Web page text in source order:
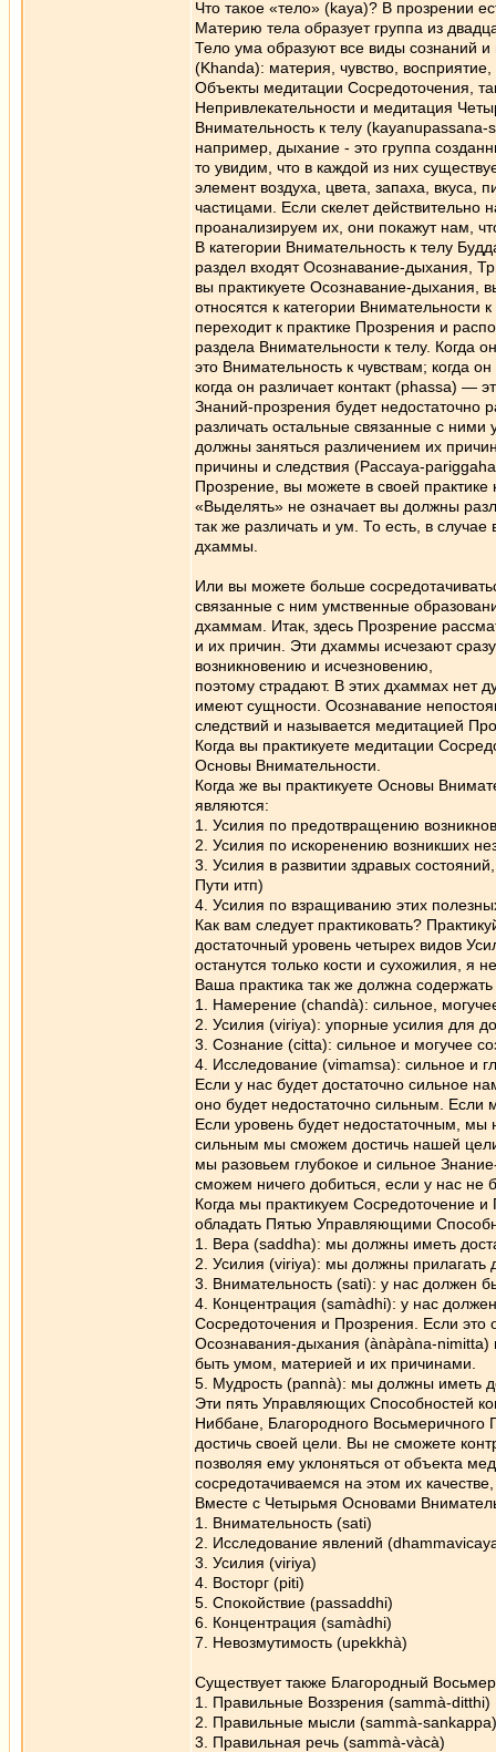
Что такое «тело» (kаya)? В прозрении
Материю тела образует группа из
Тело ума образуют все виды сознаний
(Khanda): материя, чувство,
Объекты медитации Сосредоточения,
Непривлекательности и медитация
Внимательность к телу
например, дыхание - это группа
то увидим, что в каждой из них
элемент воздуха, цвета, запаха, вкуса,
частицами. Если скелет
проанализируем их, они покажут нам,
В категории Внимательность к телу
раздел входят Осознавание-дыхания,
вы практикуете Осознавание-дыхания,
относятся к категории Внимательности
переходит к практике Прозрения и
раздела Внимательности к телу. Когда
это Внимательность к чувствам; когда
когда он различает контакт (phassa) —
Знаний-прозрения будет недостаточно
различать остальные связанные с
должны заняться различением их
причины и следствия (Paccaya-
Прозрение, вы можете в своей практике
«Выделять» не означает вы должны
так же различать и ум. То есть, в
дхаммы.
Или вы можете больше
связанные с ним умственные
дхаммам. Итак, здесь Прозрение
и их причин. Эти дхаммы исчезают
возникновению и исчезновению,
поэтому страдают. В этих дхаммах нет
имеют сущности. Осознавание
следствий и называется медитацией
Когда вы практикуете медитации
Основы Внимательности.
Когда же вы практикуете Основы
являются:
1. Усилия по предотвращению
2. Усилия по искоренению возникших
3. Усилия в развитии здравых
Пути итп)
4. Усилия по взращиванию этих
Как вам следует практиковать?
достаточный уровень четырех видов
останутся только кости и сухожилия, я
Ваша практика так же должна
1. Намерение (chandà): сильное,
2. Усилия (viriya): упорные усилия для
3. Сознание (citta): сильное и могучее
4. Исследование (vimamsa): сильное и
Если у нас будет достаточно сильное
оно будет недостаточно сильным.
Если уровень будет недостаточным,
сильным мы сможем достичь нашей
мы разовьем глубокое и сильное
сможем ничего добиться, если у нас не
Когда мы практикуем Сосредоточение
обладать Пятью Управляющими
1. Вера (saddhа): мы должны иметь
2. Усилия (viriya): мы должны прилагать
3. Внимательность (sati): у нас должен
4. Концентрация (samàdhi): у нас
Сосредоточения и Прозрения. Если
Осознавания-дыхания (ànàpàna-
быть умом, материей и их причинами.
5. Мудрость (pannà): мы должны иметь
Эти пять Управляющих Способностей
Ниббане, Благородного
достичь своей цели. Вы не сможете
позволяя ему уклоняться от объекта
сосредотачиваемся на этом их
Вместе с Четырьмя Основами
1. Внимательность (sati)
2. Исследование явлений
3. Усилия (viriya)
4. Восторг (piti)
5. Спокойствие (passaddhi)
6. Концентрация (samàdhi)
7. Невозмутимость (upekkhà)
Существует также Благородный
1. Правильные Воззрения (sammà-ditthi)
2. Правильные мысли (sammà-sankappa)
3. Правильная речь (sammà-vàcà)